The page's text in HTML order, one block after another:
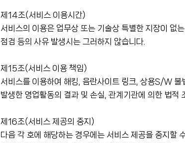
제14조(서비스 이용시간)
서비스의 이용은 업무상 또는 기술상 특별한 지장이 없
점검 등의 사유 발생시는 그러하지 않습니다.
제15조(서비스 이용 책임)
서비스를 이용하여 해킹, 음란사이트 링크, 상용S/W
발생한 영업활동의 결과 및 손실, 관계기관에 의한 법적
제16조(서비스 제공의 중지)
다음 각 호에 해당하는 경우에는 서비스 제공을 중지할